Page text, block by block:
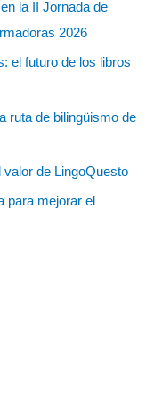
la II Jornada de
2026
el futuro de los libros
ruta de bilingüismo de
de LingoQuesto
para mejorar el